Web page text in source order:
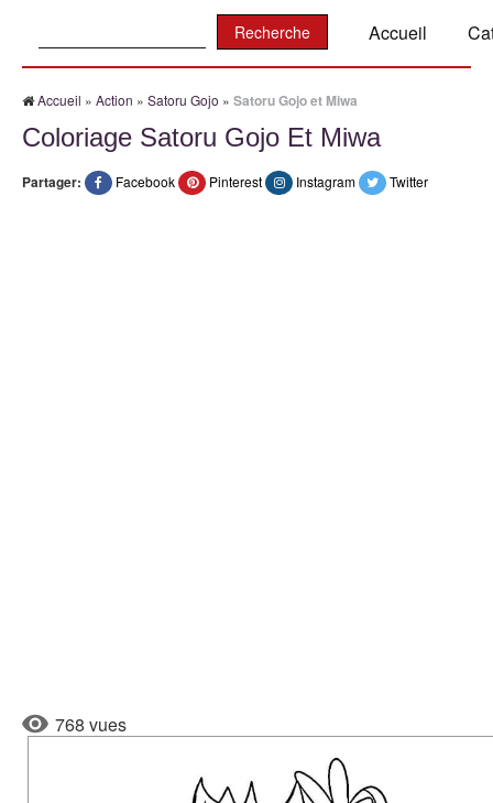
Accueil
Accueil » Action » Satoru Gojo » Satoru Gojo et Miwa
Coloriage Satoru Gojo Et Miwa
Partager: Facebook Pinterest Instagram Twitter
768 vues